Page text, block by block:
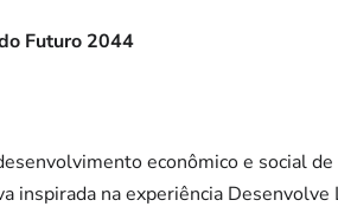
Futuro 2044
econômico e social
inspirada na experiência